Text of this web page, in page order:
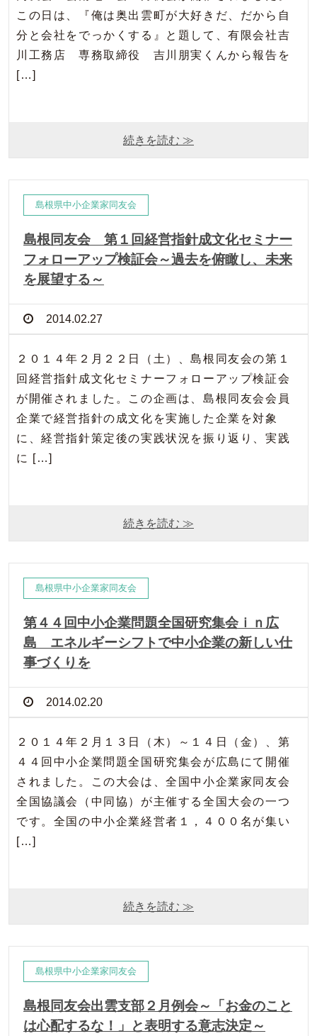
この日は、『俺は奥出雲町が大好きだ、だから自
分と会社をでっかくする』と題して、有限会社吉
川工務店 専務取締役 吉川朋実くんから報告を
[…]
続きを読む ≫
島根県中小企業家同友会
島根同友会 第１回経営指針成文化セミナー
フォローアップ検証会～過去を俯瞰し、未来
を展望する～
2014.02.27
２０１４年２月２２日（土）、島根同友会の第１
回経営指針成文化セミナーフォローアップ検証会
が開催されました。この企画は、島根同友会会員
企業で経営指針の成文化を実施した企業を対象
に、経営指針策定後の実践状況を振り返り、実践
に […]
続きを読む ≫
島根県中小企業家同友会
第４４回中小企業問題全国研究集会ｉｎ広
島 エネルギーシフトで中小企業の新しい仕
事づくりを
2014.02.20
２０１４年２月１３日（木）～１４日（金）、第
４４回中小企業問題全国研究集会が広島にて開催
されました。この大会は、全国中小企業家同友会
全国協議会（中同協）が主催する全国大会の一つ
です。全国の中小企業経営者１，４００名が集い
[…]
続きを読む ≫
島根県中小企業家同友会
島根同友会出雲支部２月例会～「お金のこと
は心配するな！」と表明する意志決定～